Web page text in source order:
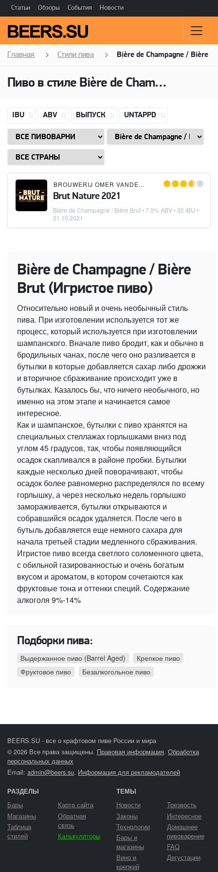
Статьи Обзоры События Новости
Главная Стили пива Bière de Champagne / Bière
Пиво в стиле Bière de Champagne / Bière Brut
IBU ABV ВЫПУСК UNTAPPD
BROUWERIJ OMER VANDER GHINSTE
Brut Nature 2021
Bière de Champagne / Bière Brut• 7.0% ABV • 32 IBU •
21.10.2021
Bière de Champagne / Bière
Brut (Игристое пиво)
Относительно новый и очень необычный стиль
пива. При изготовлении используется тот же
процесс, который используется при изготовлении
шампанского. Вначале пиво бродит, как и обычно в
бродильных чанах, после чего оно разливается в
бутылки в которые добавляется сахар либо дрожжи
и вторичное сбраживание происходит уже в
бутылках. Казалось бы, что ничего необычного, но
именно на этом этапе и начинается самое
интересное.
Как и шампанское, бутылки с пиво хранятся на
специальных стеллажах горлышками вниз под
углом 45 градусов, так, чтобы появляющийся
осадок скапливался в районе пробки. Бутылки
каждые несколько дней поворачивают, чтобы
осадок более равномерно распределялся по всему
горлышку, а через несколько недель горлышко
замораживается, бутылки открываются и
собравшийся осадок удаляется. После чего в
бутыль добавляется еще немного сахара для
начала третьей стадии медленного сбраживания.
Игристое пиво всегда светлого соломенного цвета,
с обильной газированностью и очень богатым
вкусом и ароматом, в котором сочетаются как
фруктовые тона и оттенки специй. Содержание
алкоголя 9%-14%
Подборки пива:
Выдержанное пиво (Barrel Aged)
Крепкое пиво
Фруктовое пиво
Безалкогольное пиво
BEERS.SU - все о крафтовом пиве России и мира
© 2026 Все права защищены. Правовая информация. Обработка
персональных данных
Email: admin@beers.su. Информация для рекламодателей
РАЗДЕЛЫ
Бары
Магазины
Таблица
стилей
Карта сайта
Обратная
связь
Калькуляторы
ТЕМЫ
Новости
Законы
Технологии
Бары и
магазины
Вино и
крепкий
Трезвость
Интересное
Домашнее
пивоварение
FAQ
Дегустации